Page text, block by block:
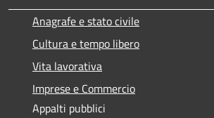
Anagrafe e stato civile
Cultura e tempo libero
Vita lavorativa
Imprese e Commercio
Appalti pubblici